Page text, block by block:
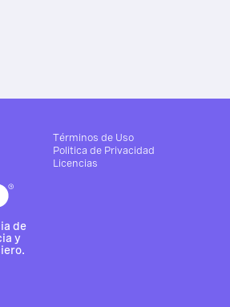
de
y
Términos de Uso
Politica de Privacidad
Licencias